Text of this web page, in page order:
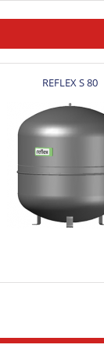
REFLEX S 80